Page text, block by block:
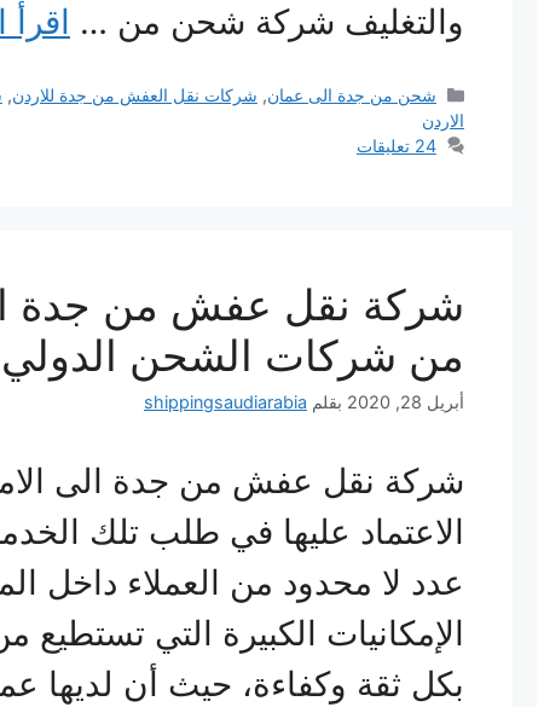
والتغليف شركة شحن من … اقرأ
التصنيفات
شحن من جدة الى عمان, شركات نقل العفش من جدة للاردن,
الاردن
24 تعليقات
شركة نقل عفش من جدة
من شركات الشحن الدولي
أبريل 28, 2020 بقلم shippingsaudiarabia
شركة نقل عفش من جدة الى
الاعتماد عليها في طلب تلك
عدد لا محدود من العملاء داخل
الإمكانيات الكبيرة التي تستطيع
بكل ثقة وكفاءة، حيث أن لديها